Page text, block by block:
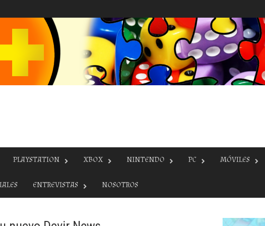
PLAYSTATION XBOX NINTENDO PC MÓVILES
ENTREVISTAS NOSOTROS